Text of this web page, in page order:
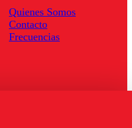
Quienes Somos
Contacto
Frecuencias